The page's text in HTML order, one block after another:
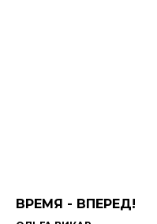
ВРЕМЯ - ВПЕРЕД!